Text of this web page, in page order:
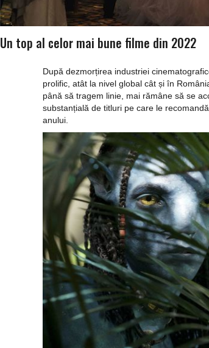
Un top al celor mai bune filme din 2022
După dezmorțirea industriei
prolific, atât la nivel global cât și în
până să tragem linie, mai rămâne să se
substanțială de titluri pe care le
anului.